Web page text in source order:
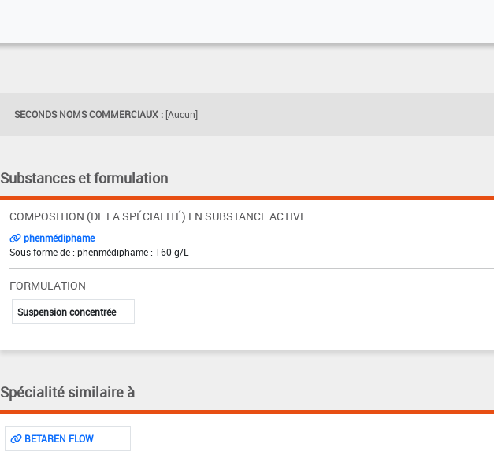
SECONDS NOMS COMMERCIAUX : [Aucun]
Substances et formulation
COMPOSITION (DE LA SPÉCIALITÉ) EN SUBSTANCE ACTIVE
phenmédiphame
Sous forme de : phenmédiphame : 160 g/L
FORMULATION
Suspension concentrée
Spécialité similaire à
BETAREN FLOW